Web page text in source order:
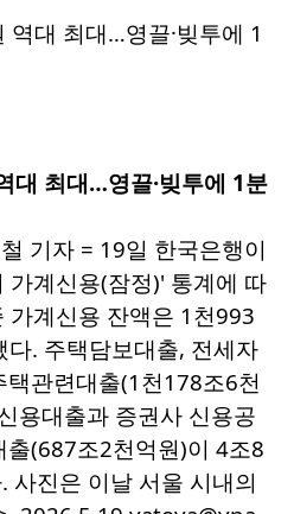
대 최대…영끌·빚투에 1분
기자 = 19일 한국은행이
가계신용(잠정)' 통계에 따
가계신용 잔액은 1천993
. 주택담보대출, 전세자
관련대출(1천178조6천
용대출과 증권사 신용공
(687조2천억원)이 4조8
사진은 이날 서울 시내의